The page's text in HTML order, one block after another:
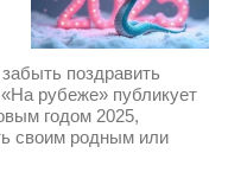
поздравить
«На рубеже» публикует
годом 2025,
своим родным или